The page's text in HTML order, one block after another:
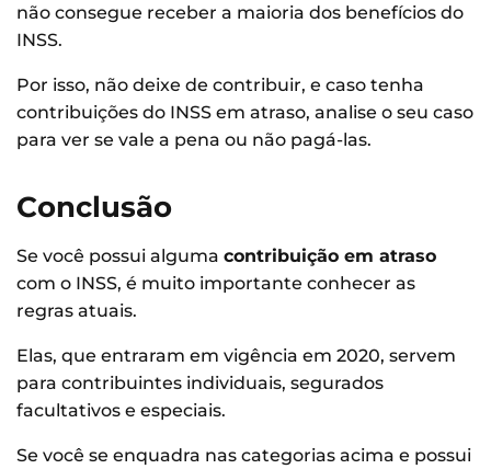
não consegue receber a maioria dos benefícios do
INSS.
Por isso, não deixe de contribuir, e caso tenha
contribuições do INSS em atraso, analise o seu caso
para ver se vale a pena ou não pagá-las.
Conclusão
Se você possui alguma contribuição em atraso
com o INSS, é muito importante conhecer as
regras atuais.
Elas, que entraram em vigência em 2020, servem
para contribuintes individuais, segurados
facultativos e especiais.
Se você se enquadra nas categorias acima e possui